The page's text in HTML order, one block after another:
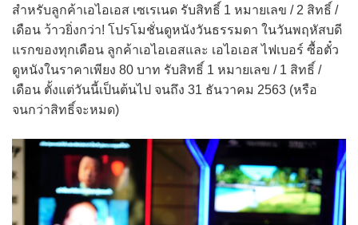
สำหรับลูกค้าเอไอเอส เซเรเนด รับสิทธิ์ 1 หมายเลข / 2 สิทธิ์ /
เดือน ว้าวยิ่งกว่า! โปรโมชั่นดูหนังวันธรรมดา ในวันพฤหัสบดี
แรกของทุกเดือน ลูกค้าเอไอเอสและ เอไอเอส ไฟเบอร์ ซื้อตั๋ว
ดูหนังในราคาเพียง 80 บาท รับสิทธิ์ 1 หมายเลข / 1 สิทธิ์ /
เดือน ตั้งแต่วันนี้เป็นต้นไป จนถึง 31 ธันวาคม 2563 (หรือ
จนกว่าสิทธิ์จะหมด)